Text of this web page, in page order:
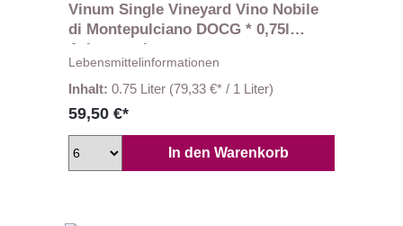
Vinum Single Vineyard Vino Nobile
di Montepulciano DOCG * 0,75l
Avignonesi
Lebensmittelinformationen
Inhalt: 0.75 Liter (79,33 €* / 1 Liter)
59,50 €*
In den Warenkorb